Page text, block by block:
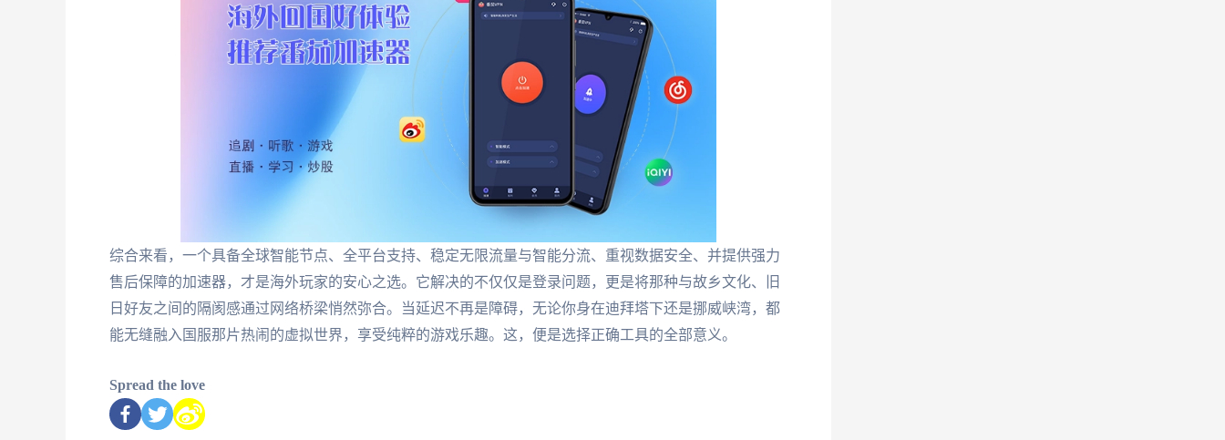
综合来看，一个具备全球智能节点、全平台支持、稳定无限流量与智能分流、重视数据安全、并提供强力
售后保障的加速器，才是海外玩家的安心之选。它解决的不仅仅是登录问题，更是将那种与故乡文化、旧
日好友之间的隔阂感通过网络桥梁悄然弥合。当延迟不再是障碍，无论你身在迪拜塔下还是挪威峡湾，都
能无缝融入国服那片热闹的虚拟世界，享受纯粹的游戏乐趣。这，便是选择正确工具的全部意义。
Spread the love